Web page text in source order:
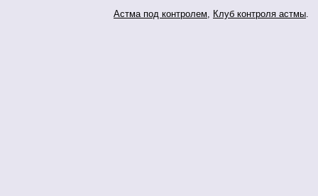
Астма под контролем, Клуб контроля астмы.